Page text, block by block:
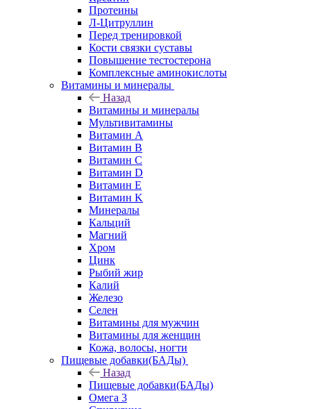
Протеины
Л-Цитруллин
Перед тренировкой
Кости связки суставы
Повышение тестостерона
Комплексные аминокислоты
Витамины и минералы
Назад
Витамины и минералы
Мультивитамины
Витамин A
Витамин B
Витамин C
Витамин D
Витамин E
Витамин K
Минералы
Кальций
Магний
Хром
Цинк
Рыбий жир
Калий
Железо
Селен
Витамины для мужчин
Витамины для женщин
Кожа, волосы, ногти
Пищевые добавки(БАДы)
Назад
Пищевые добавки(БАДы)
Омега 3